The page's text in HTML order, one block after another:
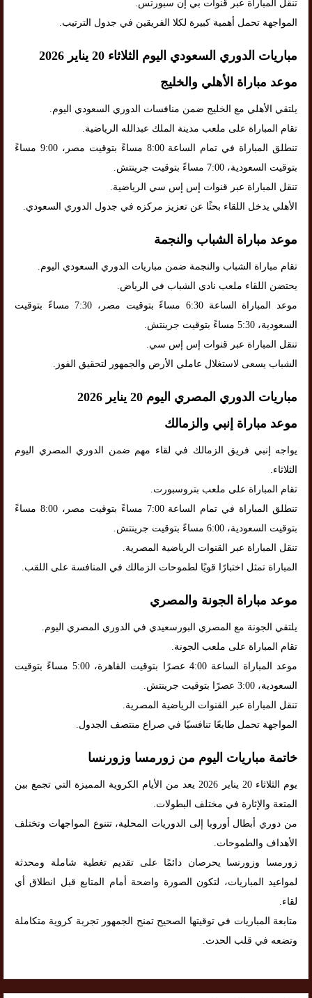
تنقل المباراة عبر قنوات بي إن سبورتس.
المواجهة تحمل أهمية كبيرة لكلا الفريقين في جدول الترتيب.
مباريات الدوري السعودي اليوم الثلاثاء 20 يناير 2026
موعد مباراة الأهلي والخليج
يلتقي الأهلي مع الخليج ضمن منافسات الدوري السعودي اليوم.
تقام المباراة على ملعب مدينة الملك عبدالله الرياضية.
تنطلق المباراة في تمام الساعة 8:00 مساءً بتوقيت مصر، 9:00 مساءً
بتوقيت السعودية، 7:00 مساءً بتوقيت جرينتش.
تنقل المباراة عبر قنوات إس إس سي الرياضية.
الأهلي يدخل اللقاء بحثًا عن تعزيز مركزه في جدول الدوري السعودي.
موعد مباراة الشباب والنجمة
تقام مباراة الشباب والنجمة ضمن مباريات الدوري السعودي اليوم.
يحتضن اللقاء ملعب نادي الشباب في الرياض.
موعد المباراة الساعة 6:30 مساءً بتوقيت مصر، 7:30 مساءً بتوقيت
السعودية، 5:30 مساءً بتوقيت جرينتش.
تنقل المباراة عبر قنوات إس إس سي.
الشباب يسعى لاستغلال عاملي الأرض والجمهور لتحقيق الفوز.
مباريات الدوري المصري اليوم 20 يناير 2026
موعد مباراة إنبي والزمالك
يواجه إنبي فريق الزمالك في لقاء مهم ضمن الدوري المصري اليوم
الثلاثاء.
تقام المباراة على ملعب بتروسبورت.
تنطلق المباراة في تمام الساعة 7:00 مساءً بتوقيت مصر، 8:00 مساءً
بتوقيت السعودية، 6:00 مساءً بتوقيت جرينتش.
تنقل المباراة عبر القنوات الرياضية المصرية.
المباراة تمثل اختبارًا قويًا لطموحات الزمالك في المنافسة على اللقب.
موعد مباراة الجونة والمصري
يلتقي الجونة مع المصري البورسعيدي في الدوري المصري اليوم.
تقام المباراة على ملعب الجونة.
موعد المباراة الساعة 4:00 عصرًا بتوقيت القاهرة، 5:00 مساءً بتوقيت
السعودية، 3:00 عصرًا بتوقيت جرينتش.
تنقل المباراة عبر القنوات الرياضية المصرية.
المواجهة تحمل طابعًا تنافسيًا في صراع منتصف الجدول.
خاتمة مباريات اليوم من زورمسا وزورنسا
يوم الثلاثاء 20 يناير 2026 يعد من الأيام الكروية المميزة التي تجمع بين
المتعة والإثارة في مختلف البطولات.
من دوري أبطال أوروبا إلى الدوريات المحلية، تتنوع المواجهات وتختلف
الأهداف والطموحات.
زورمسا وزورنسا يحرصان دائمًا على تقديم تغطية شاملة ومحدثة
لمواعيد المباريات، لتكون الصورة واضحة أمام المتابع قبل انطلاق أي
لقاء.
متابعة المباريات في توقيتها الصحيح تمنح الجمهور تجربة كروية متكاملة
وتضعه في قلب الحدث.